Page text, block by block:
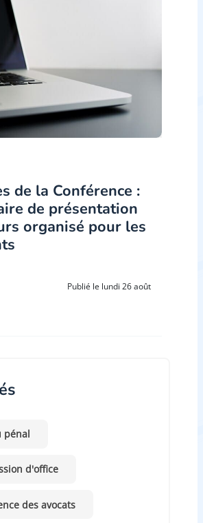
de la Conférence :
de présentation
organisé pour les
Publié le lundi 26 août
pénal
d'office
des avocats